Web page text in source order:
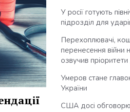
У росії готують
підрозділ для
Перехоплювачі,
перенесення війни
озвучив
Умеров стане
України
США досі